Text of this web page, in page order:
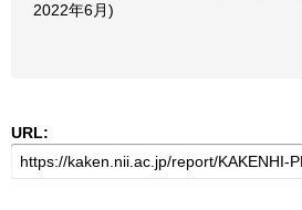
2022年6月)
URL: